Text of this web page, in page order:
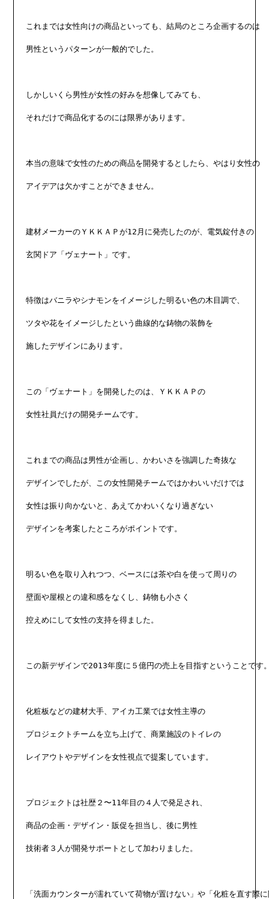
これまでは女性向けの商品といっても、結局のところ企画するのは
男性というパターンが一般的でした。
しかしいくら男性が女性の好みを想像してみても、
それだけで商品化するのには限界があります。
本当の意味で女性のための商品を開発するとしたら、やはり女性の
アイデアは欠かすことができません。
建材メーカーのＹＫＫＡＰが12月に発売したのが、電気錠付きの
玄関ドア「ヴェナート」です。
特徴はバニラやシナモンをイメージした明るい色の木目調で、
ツタや花をイメージしたという曲線的な鋳物の装飾を
施したデザインにあります。
この「ヴェナート」を開発したのは、ＹＫＫＡＰの
女性社員だけの開発チームです。
これまでの商品は男性が企画し、かわいさを強調した奇抜な
デザインでしたが、この女性開発チームではかわいいだけでは
女性は振り向かないと、あえてかわいくなり過ぎない
デザインを考案したところがポイントです。
明るい色を取り入れつつ、ベースには茶や白を使って周りの
壁面や屋根との違和感をなくし、鋳物も小さく
控えめにして女性の支持を得ました。
この新デザインで2013年度に５億円の売上を目指すということです
化粧板などの建材大手、アイカ工業では女性主導の
プロジェクトチームを立ち上げて、商業施設のトイレの
レイアウトやデザインを女性視点で提案しています。
プロジェクトは社歴２〜11年目の４人で発足され、
商品の企画・デザイン・販促を担当し、後に男性
技術者３人が開発サポートとして加わりました。
「洗面カウンターが濡れていて荷物が置けない」や「化粧を直す際